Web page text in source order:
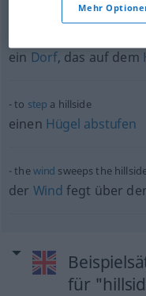
ein Dorf, das auf dem
to step a hillside
einen Hügel abstufen
thewind sweeps the
der Wind fegt über
für
Mehr